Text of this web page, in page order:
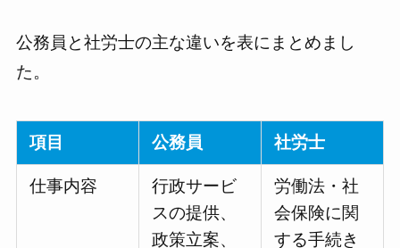
公務員と社労士の主な違いを表にまとめまし
た。
項目 公務員 社労士
仕事内容
行政サービ
スの提供、
政策立案、
労働法・社
会保険に関
する手続き